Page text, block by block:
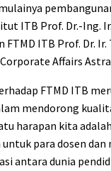
ITB Prof. Dr.-Ing.
FTMD ITB Prof. Dr.
Affairs
FTMD ITB
mendorong
harapan kita
para dosen dan
antara dunia